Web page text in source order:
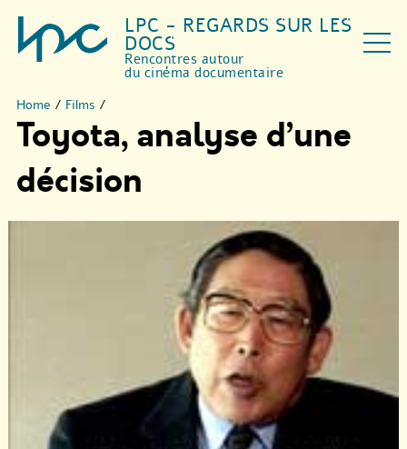
LPC - REGARDS SUR LES
DOCS
Rencontres autour
du cinéma documentaire
Home / Films /
Toyota, analyse d’une
décision